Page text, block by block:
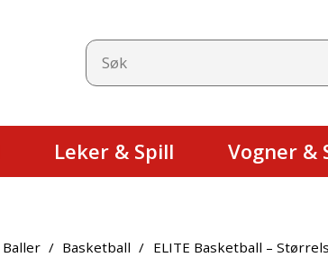
Leker & Spill Vogner &
Baller / Basketball / ELITE Basketball –